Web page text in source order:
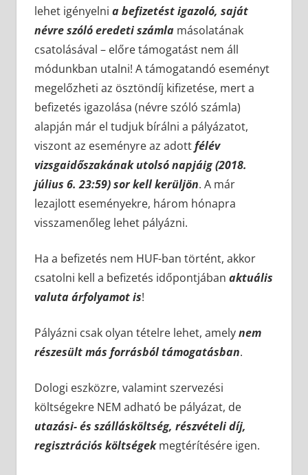
lehet igényelni a befizetést igazoló, saját
névre szóló eredeti számlamásolatának
csatolásával – előre támogatást nem áll
módunkban utalni! A támogatandó eseményt
megelőzheti az ösztöndíj kifizetése, mert a
befizetés igazolása (névre szóló számla)
alapján már el tudjuk bírálni a pályázatot,
viszont az eseményre az adottfélév
vizsgaidőszakának utolsó napjáig (2018.
július 6. 23:59) sor kell kerüljön. A már
lezajlott eseményekre, három hónapra
visszamenőleg lehet pályázni.
Ha a befizetés nem HUF-ban történt, akkor
csatolni kell a befizetés időpontjában aktuális
valuta árfolyamot is!
Pályázni csak olyan tételre lehet, amelynem
részesült más forrásból támogatásban.
Dologi eszközre, valamint szervezési
költségekre NEM adható be pályázat, de
utazási- és szállásköltség, részvételi díj,
regisztrációs költségekmegtérítésére igen.